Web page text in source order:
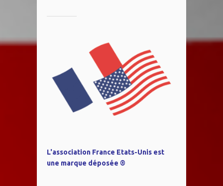
L'association France Etats-Unis est
une marque déposée ®